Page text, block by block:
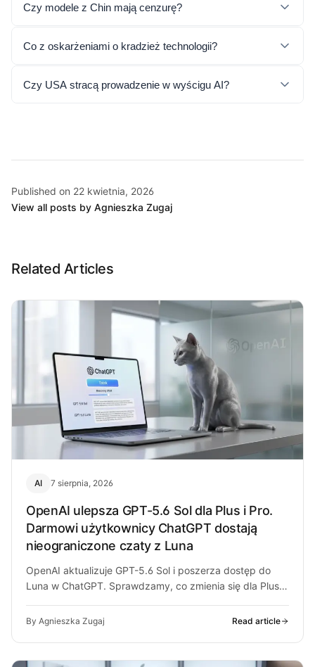
Czy modele z Chin mają cenzurę?
Co z oskarżeniami o kradzież technologii?
Czy USA stracą prowadzenie w wyścigu AI?
Published on 22 kwietnia, 2026
View all posts by Agnieszka Zugaj
Related Articles
AI 7 sierpnia, 2026
OpenAI ulepsza GPT-5.6 Sol dla Plus i Pro.
Darmowi użytkownicy ChatGPT dostają
nieograniczone czaty z Luna
OpenAI aktualizuje GPT-5.6 Sol i poszerza dostęp do
Luna w ChatGPT. Sprawdzamy, co zmienia się dla Plus,
By Agnieszka Zugaj Read article